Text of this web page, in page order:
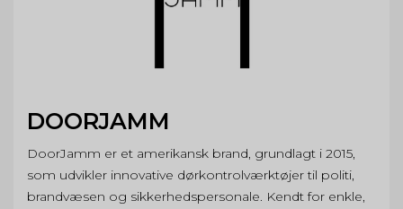
DOORJAMM
DoorJamm er et amerikansk brand, grundlagt i 2015,
som udvikler innovative dørkontrolværktøjer til politi,
brandvæsen og sikkerhedspersonale. Kendt for enkle,